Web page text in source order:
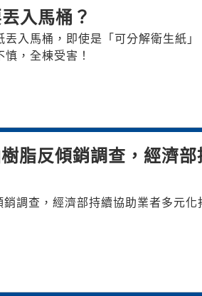
入馬桶？
入馬桶，即使是「可分解衛生紙
，全棟受害！
脂反傾銷調查，經濟
調查，經濟部持續協助業者多元化